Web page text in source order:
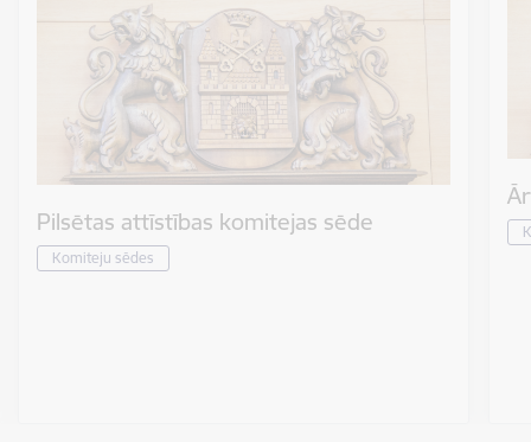
Pilsētas attīstības komitejas sēde
Komiteju sēdes